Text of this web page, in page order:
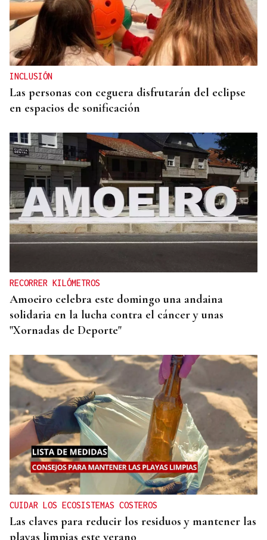
CANEDO
Un herido en la colisión entre dos coches en la
entrada a las termas de Outariz
INCLUSIÓN
Las personas con ceguera disfrutarán del eclipse
en espacios de sonificación
RECORRER KILÓMETROS
Amoeiro celebra este domingo una andaina
solidaria en la lucha contra el cáncer y unas
"Xornadas de Deporte"
CUIDAR LOS ECOSISTEMAS COSTEROS
Las claves para reducir los residuos y mantener las